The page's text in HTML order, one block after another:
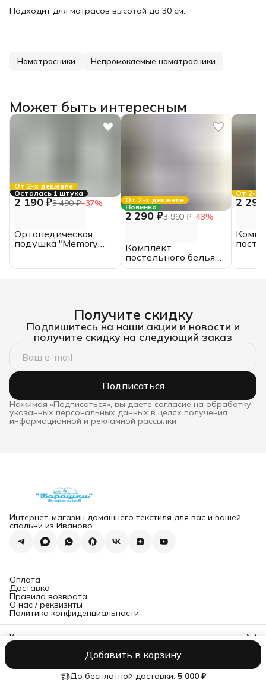
Добавить в корзину
До бесплатной доставки: 5 000 ₽
Подходит для матрасов высотой до 30 см.
Наматрасники Непромокаемые наматрасники
Может быть интересным
От 2-х дешевле
Осталась 1 штука
2 190 ₽3 490 ₽−37%
Ортопедическая
подушка "Memory
От 2-х дешевле
Новинка
2 290 ₽3 990 ₽−43%
Комплект
постельного белья
бязь "1026"
От 2-х
2
Получите скидку
Подпишитесь на наши акции и новости и
получите скидку на следующий заказ
Подписаться
Нажимая «Подписаться», вы даете согласие на обработку
указанных персональных данных в целях получения
информационной и рекламной рассылки
Интернет-магазин домашнего текстиля для вас и вашей
спальни из Иваново.
Оплата
Доставка
Правила возврата
О нас / реквизиты
Политика конфиденциальности
Контакты
г. Санкт-Петербург
Прямой
8 (812) 907-07-91
Интернет-магазин «Бюро снов «Барашки» © 2025Оплата